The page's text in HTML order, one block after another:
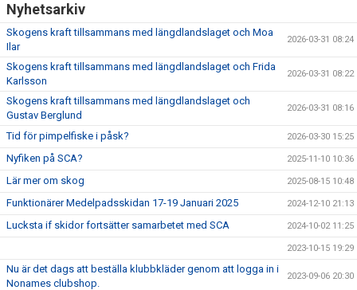
VALLAGUIDE
VÄLKOMMEN TILL LIF SKIDOR
Nyhetsarkiv
Skogens kraft tillsammans med längdlandslaget och Moa
Ilar
2026-03-31 08:24
Skogens kraft tillsammans med längdlandslaget och Frida
Karlsson
2026-03-31 08:22
Skogens kraft tillsammans med längdlandslaget och
Gustav Berglund
2026-03-31 08:16
Tid för pimpelfiske i påsk? 2026-03-30 15:25
Nyfiken på SCA? 2025-11-10 10:36
Lär mer om skog 2025-08-15 10:48
Funktionärer Medelpadsskidan 17-19 Januari 2025 2024-12-10 21:13
Lucksta if skidor fortsätter samarbetet med SCA 2024-10-02 11:25
2023-10-15 19:29
Nu är det dags att beställa klubbkläder genom att logga in i
Nonames clubshop.
2023-09-06 20:30